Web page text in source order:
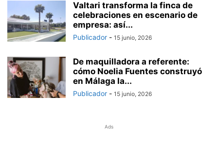
Valtari transforma la finca de
celebraciones en escenario de
empresa: así...
Publicador - 15 junio, 2026
De maquilladora a referente:
cómo Noelia Fuentes construyó
en Málaga la...
Publicador - 15 junio, 2026
Ads